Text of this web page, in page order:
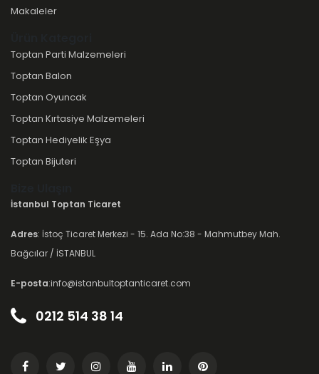
Makaleler
Toptan Parti Malzemeleri
Toptan Balon
Toptan Oyuncak
Toptan Kırtasiye Malzemeleri
Toptan Hediyelik Eşya
Toptan Bijuteri
İstanbul Toptan Ticaret
Adres: İstoç Ticaret Merkezi - 15. Ada No:38 - Mahmutbey Mah.
Bağcılar / İSTANBUL
E-posta:info@istanbultoptanticaret.com
0212 514 38 14